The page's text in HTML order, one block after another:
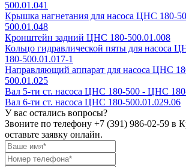
500.01.041
Крышка нагнетания для насоса ЦНС 180-
500.01.048
Кронштейн задний ЦНС 180-500.01.008
Кольцо гидравлической пяты для насоса
180-500.01.017-1
Направляющий аппарат для насоса ЦНС
500.01.025
Вал 5-ти ст. насоса ЦНС 180-500 - ЦНС
Вал 6-ти ст. насоса ЦНС 180-500.01.029.06
У вас остались вопросы?
Звоните по телефону +7 (391) 986-02-59 в
оставьте заявку онлайн.